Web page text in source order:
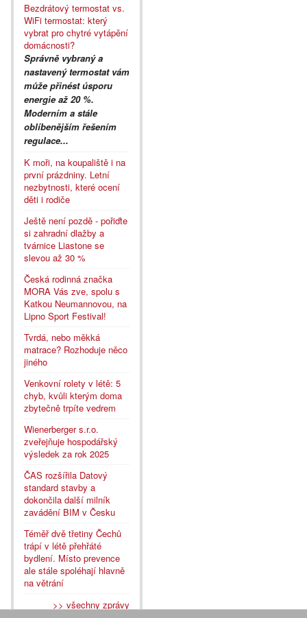
Bezdrátový termostat vs.
WiFi termostat: který
vybrat pro chytré vytápění
domácnosti?
Správně vybraný a
nastavený termostat vám
může přinést úsporu
energie až 20 %.
Moderním a stále
oblíbenějším řešením
regulace...
K moři, na koupaliště i na
první prázdniny. Letní
nezbytnosti, které ocení
děti i rodiče
Ještě není pozdě - pořiďte
si zahradní dlažby a
tvárnice Liastone se
slevou až 30 %
Česká rodinná značka
MORA Vás zve, spolu s
Katkou Neumannovou, na
Lipno Sport Festival!
Tvrdá, nebo měkká
matrace? Rozhoduje něco
jiného
Venkovní rolety v létě: 5
chyb, kvůli kterým doma
zbytečně trpíte vedrem
Wienerberger s.r.o.
zveřejňuje hospodářský
výsledek za rok 2025
ČAS rozšířila Datový
standard stavby a
dokončila další milník
zavádění BIM v Česku
Téměř dvě třetiny Čechů
trápí v létě přehřáté
bydlení. Místo prevence
ale stále spoléhají hlavně
na větrání
>> všechny zprávy